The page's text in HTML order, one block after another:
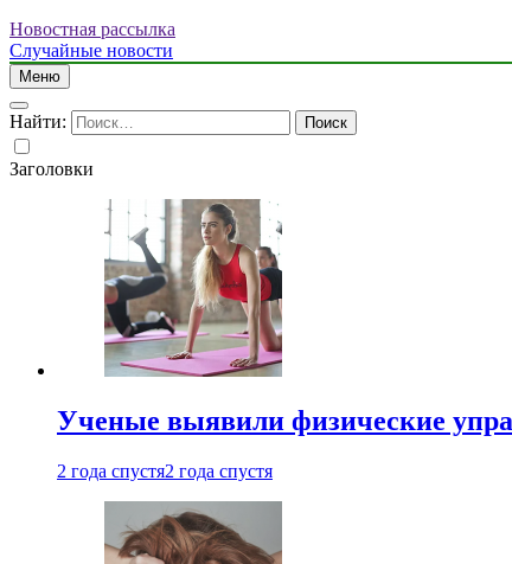
Новостная рассылка
Случайные новости
Меню
Найти:
Заголовки
Ученые выявили физические
2 года спустя2 года спустя